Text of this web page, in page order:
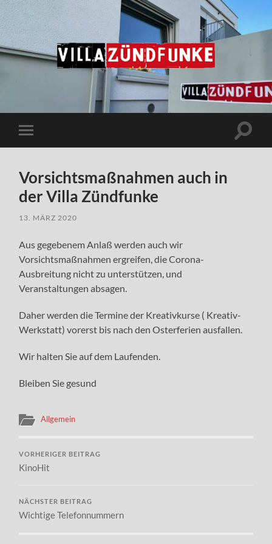
Villa
Zündfunke
Mobile-
Menü
Vorsichtsmaßnahmen auch in
der Villa Zündfunke
13. MÄRZ 2020
Aus gegebenem Anlaß werden auch wir
Vorsichtsmaßnahmen ergreifen, die Corona-
Ausbreitung nicht zu unterstützen, und
Veranstaltungen absagen.
Daher werden die Termine der Kreativkurse ( Kreativ-
Werkstatt) vorerst bis nach den Osterferien ausfallen.
Wir halten Sie auf dem Laufenden.
Bleiben Sie gesund
Allgemein
VORHERIGER BEITRAG
KinoHit
NÄCHSTER BEITRAG
Wichtige Telefonnummern